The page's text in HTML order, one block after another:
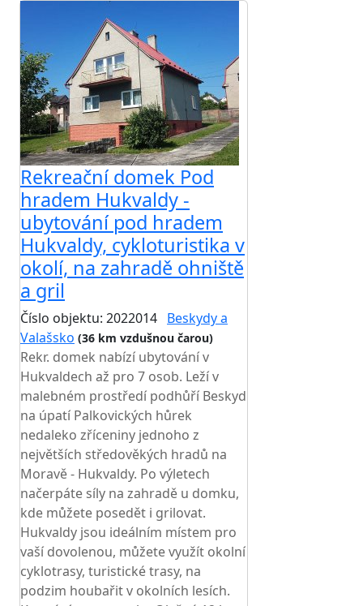
Rekreační domek Pod
hradem Hukvaldy -
ubytování pod hradem
Hukvaldy, cykloturistika v
okolí, na zahradě ohniště
a gril
Číslo objektu: 2022014 Beskydy a
Valašsko (36 km vzdušnou čarou)
Rekr. domek nabízí ubytování v
Hukvaldech až pro 7 osob. Leží v
malebném prostředí podhůří Beskyd
na úpatí Palkovických hůrek
nedaleko zříceniny jednoho z
největších středověkých hradů na
Moravě - Hukvaldy. Po výletech
načerpáte síly na zahradě u domku,
kde můžete posedět i grilovat.
Hukvaldy jsou ideálním místem pro
vaší dovolenou, můžete využít okolní
cyklotrasy, turistické trasy, na
podzim houbařit v okolních lesích.